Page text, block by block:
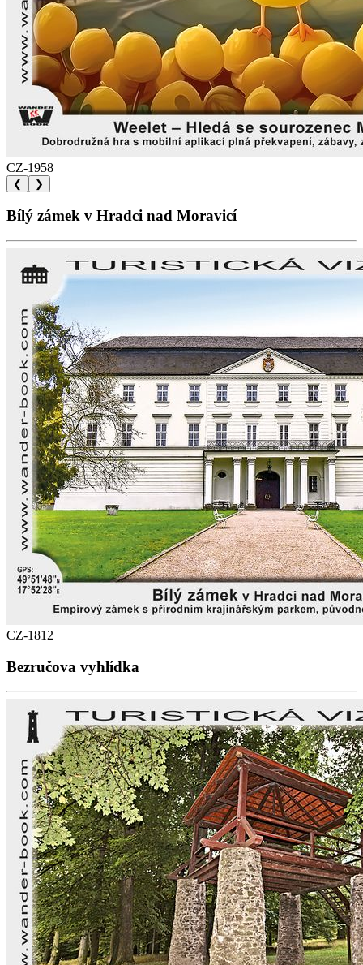
CZ-1958
❮ ❯
Bílý zámek v Hradci nad Moravicí
CZ-1812
Bezručova vyhlídka